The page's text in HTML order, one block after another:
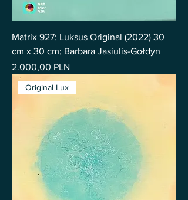
Matrix 927: Luksus Original (2022) 30
cm x 30 cm; Barbara Jasiulis-Gołdyn
Pris
2.000,00 PLN
Original Lux